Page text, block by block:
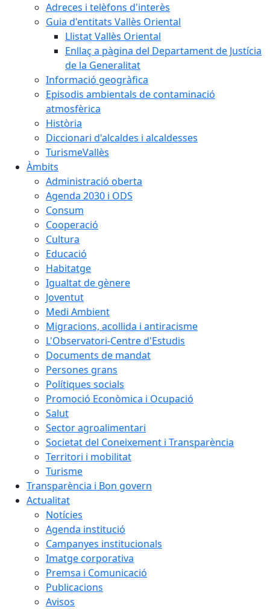
Adreces i telèfons d'interès
Guia d'entitats Vallès Oriental
Llistat Vallès Oriental
Enllaç a pàgina del Departament de Justícia
de la Generalitat
Informació geogràfica
Episodis ambientals de contaminació
atmosfèrica
Història
Diccionari d'alcaldes i alcaldesses
TurismeVallès
Àmbits
Administració oberta
Agenda 2030 i ODS
Consum
Cooperació
Cultura
Educació
Habitatge
Igualtat de gènere
Joventut
Medi Ambient
Migracions, acollida i antiracisme
L'Observatori-Centre d'Estudis
Documents de mandat
Persones grans
Polítiques socials
Promoció Econòmica i Ocupació
Salut
Sector agroalimentari
Societat del Coneixement i Transparència
Territori i mobilitat
Turisme
Transparència i Bon govern
Actualitat
Notícies
Agenda institució
Campanyes institucionals
Imatge corporativa
Premsa i Comunicació
Publicacions
Avisos